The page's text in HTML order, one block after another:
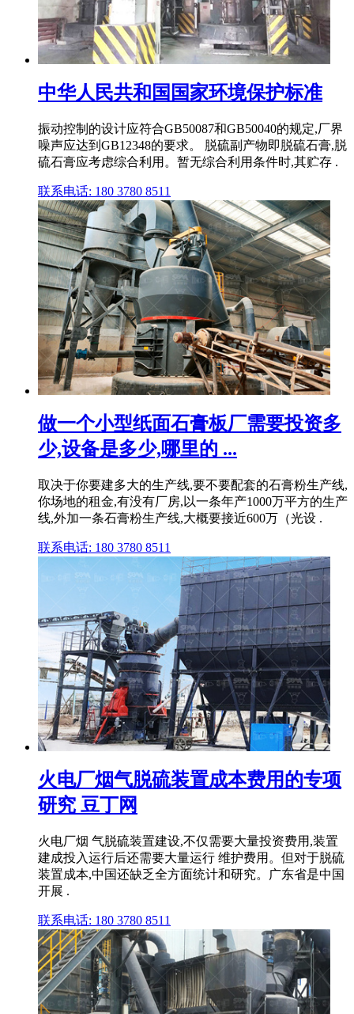
中华人民共和国国家环境保护标准
振动控制的设计应符合GB50087和GB50040的规定,厂界
噪声应达到GB12348的要求。 脱硫副产物即脱硫石膏,脱
硫石膏应考虑综合利用。暂无综合利用条件时,其贮存 .
联系电话: 180 3780 8511
做一个小型纸面石膏板厂需要投资多
少,设备是多少,哪里的 ...
取决于你要建多大的生产线,要不要配套的石膏粉生产线,
你场地的租金,有没有厂房,以一条年产1000万平方的生产
线,外加一条石膏粉生产线,大概要接近600万（光设 .
联系电话: 180 3780 8511
火电厂烟气脱硫装置成本费用的专项
研究 豆丁网
火电厂烟 气脱硫装置建设,不仅需要大量投资费用,装置
建成投入运行后还需要大量运行 维护费用。但对于脱硫
装置成本,中国还缺乏全方面统计和研究。广东省是中国
开展 .
联系电话: 180 3780 8511